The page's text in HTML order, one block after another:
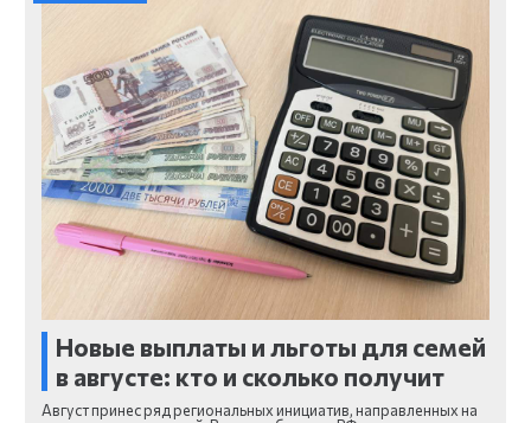
Новые выплаты и льготы для семей
в августе: кто и сколько получит
Август принес ряд региональных инициатив, направленных на